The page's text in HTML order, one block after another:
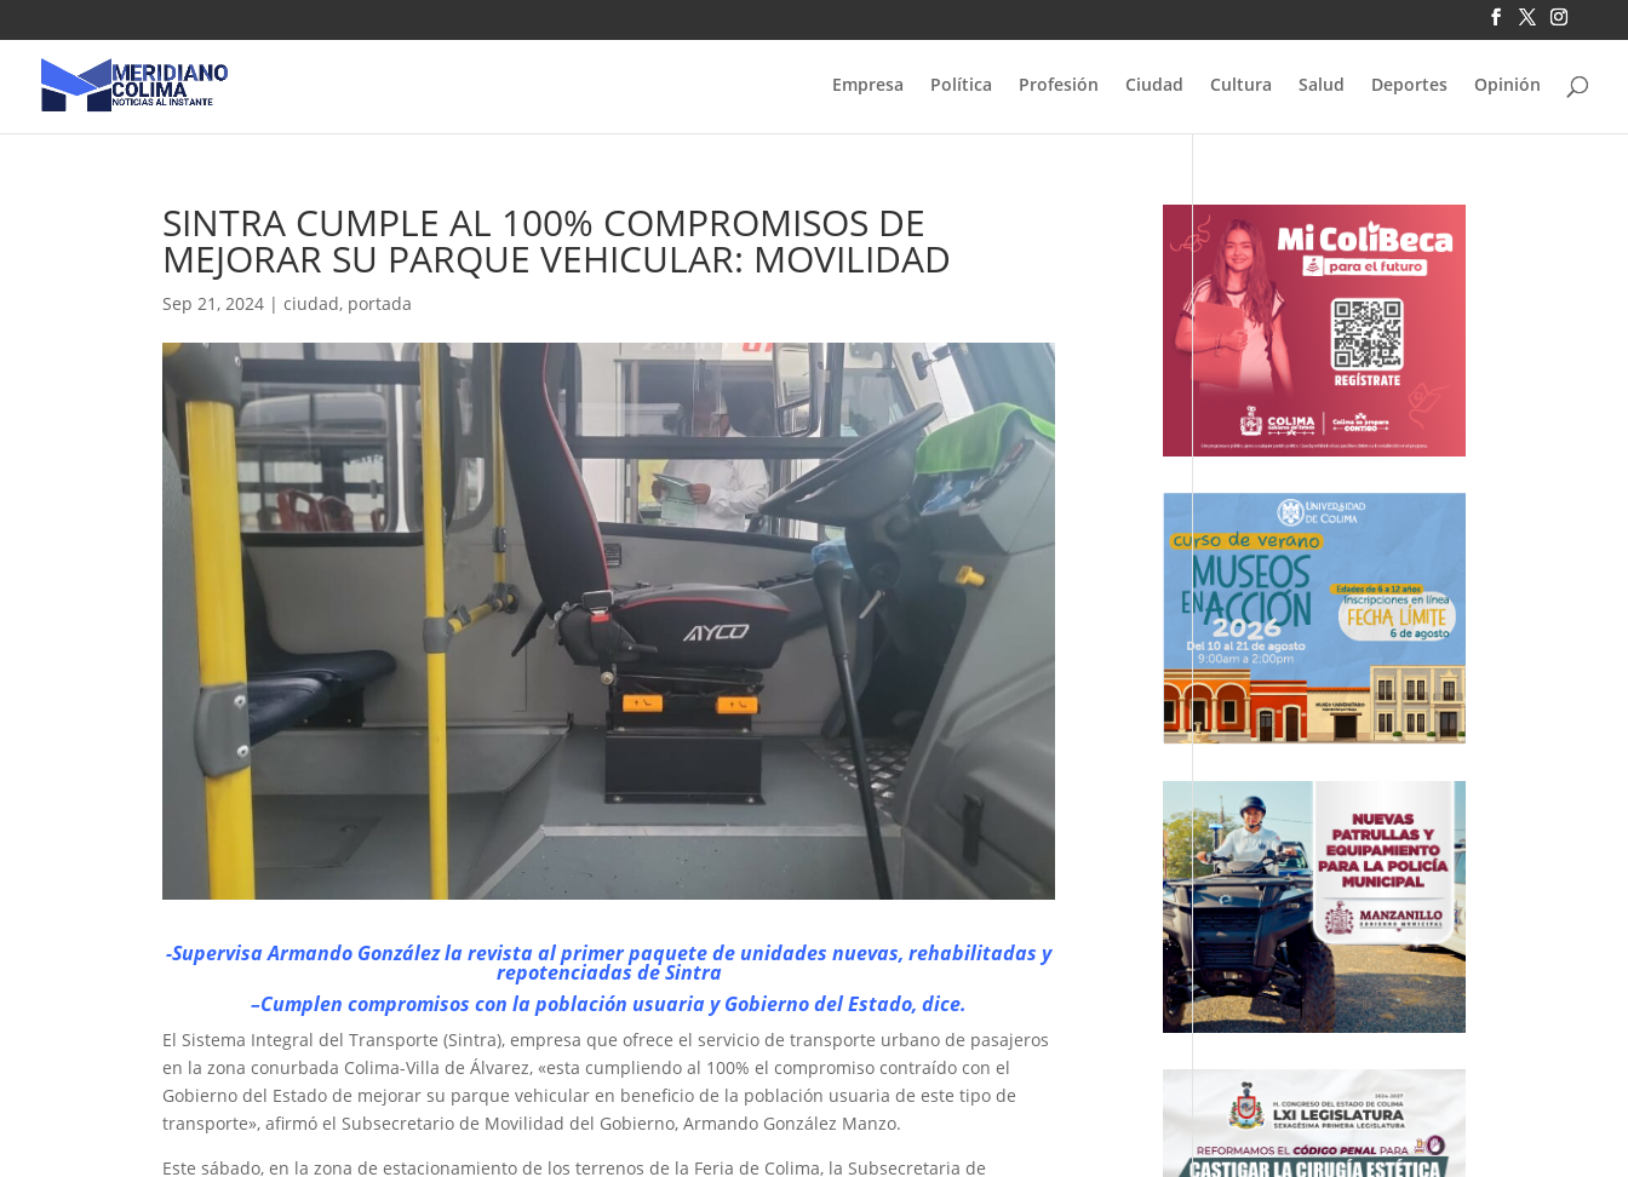
Empresa Política Profesión Ciudad Cultura Salud Deportes Opinión
SINTRA CUMPLE AL 100% COMPROMISOS DE
MEJORAR SU PARQUE VEHICULAR: MOVILIDAD
Sep 21, 2024 |ciudad, portada
-Supervisa Armando González la revista al primer paquete de unidades nuevas, rehabilitadas y
repotenciadas de Sintra
–Cumplen compromisos con la población usuaria y Gobierno del Estado, dice.
El Sistema Integral del Transporte (Sintra), empresa que ofrece el servicio de transporte urbano de pasajeros
en la zona conurbada Colima-Villa de Álvarez, «esta cumpliendo al 100% el compromiso contraído con el
Gobierno del Estado de mejorar su parque vehicular en beneficio de la población usuaria de este tipo de
transporte», afirmó el Subsecretario de Movilidad del Gobierno, Armando González Manzo.
Este sábado, en la zona de estacionamiento de los terrenos de la Feria de Colima, la Subsecretaria de